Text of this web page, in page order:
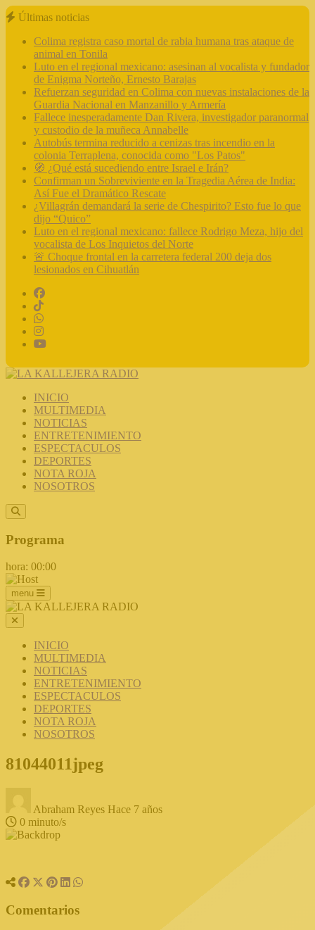
Últimas noticias
Colima registra caso mortal de rabia humana tras ataque de
animal en Tonila
Luto en el regional mexicano: asesinan al vocalista y fundador
de Enigma Norteño, Ernesto Barajas
Refuerzan seguridad en Colima con nuevas instalaciones de la
Guardia Nacional en Manzanillo y Armería
Fallece inesperadamente Dan Rivera, investigador paranormal
y custodio de la muñeca Annabelle
Autobús termina reducido a cenizas tras incendio en la
colonia Terraplena, conocida como "Los Patos"
🧭 ¿Qué está sucediendo entre Israel e Irán?
Confirman un Sobreviviente en la Tragedia Aérea de India:
Así Fue el Dramático Rescate
¿Villagrán demandará la serie de Chespirito? Esto fue lo que
dijo “Quico”
Luto en el regional mexicano: fallece Rodrigo Meza, hijo del
vocalista de Los Inquietos del Norte
🚨 Choque frontal en la carretera federal 200 deja dos
lesionados en Cihuatlán
INICIO
MULTIMEDIA
NOTICIAS
ENTRETENIMIENTO
ESPECTACULOS
DEPORTES
NOTA ROJA
NOSOTROS
Programa
hora: 00:00
menu
INICIO
MULTIMEDIA
NOTICIAS
ENTRETENIMIENTO
ESPECTACULOS
DEPORTES
NOTA ROJA
NOSOTROS
81044011jpeg
Abraham Reyes Hace 7 años
0 minuto/s
Comentarios